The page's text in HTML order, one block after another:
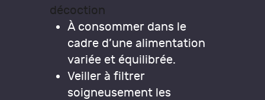
décoction
À consommer dans le
cadre d’une alimentation
variée et équilibrée.
Veiller à filtrer
soigneusement les